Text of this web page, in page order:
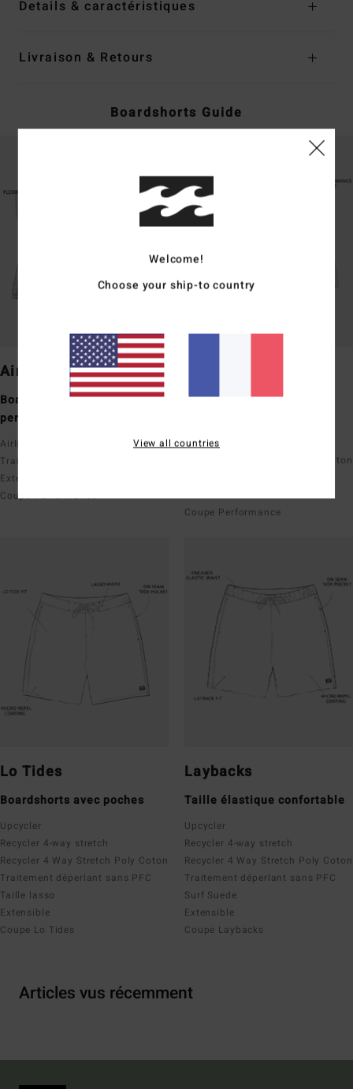
Details & caractéristiques
Livraison & Retours
Boardshorts Guide
Airlite
Boardshorts techniques
performance
Airlite avec Ciclo x Recycler
Traitement déperlant sans PFC
Extensible
Coupe Performance
Boardshorts performance
Recycler 4-way stretch
Recycler 4 Way Stretch Poly Coton
Extensible
Coupe Performance
Lo Tides
Boardshorts avec poches
Upcycler
Recycler 4-way stretch
Recycler 4 Way Stretch Poly Coton
Traitement déperlant sans PFC
Taille lasso
Extensible
Coupe Lo Tides
Laybacks
Taille élastique confortable
Upcycler
Recycler 4-way stretch
Recycler 4 Way Stretch Poly Coton
Traitement déperlant sans PFC
Surf Suede
Extensible
Coupe Laybacks
Articles vus récemment
Welcome!
Choose your ship-to country
View all countries